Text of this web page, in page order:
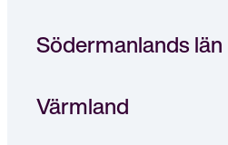
Södermanlands län
Värmland